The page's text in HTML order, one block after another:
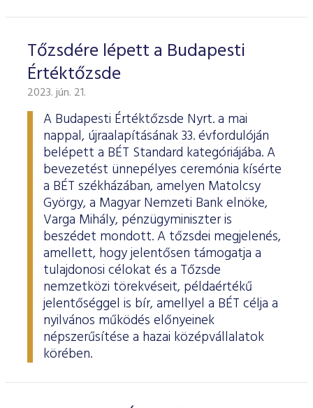
Tőzsdére lépett a Budapesti
Értéktőzsde
2023. jún. 21.
A Budapesti Értéktőzsde Nyrt. a mai
nappal, újraalapításának 33. évfordulóján
belépett a BÉT Standard kategóriájába. A
bevezetést ünnepélyes ceremónia kísérte
a BÉT székházában, amelyen Matolcsy
György, a Magyar Nemzeti Bank elnöke,
Varga Mihály, pénzügyminiszter is
beszédet mondott. A tőzsdei megjelenés,
amellett, hogy jelentősen támogatja a
tulajdonosi célokat és a Tőzsde
nemzetközi törekvéseit, példaértékű
jelentőséggel is bír, amellyel a BÉT célja a
nyilvános működés előnyeinek
népszerűsítése a hazai középvállalatok
körében.